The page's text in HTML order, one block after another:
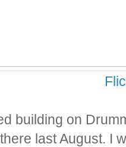
building on
last August. I